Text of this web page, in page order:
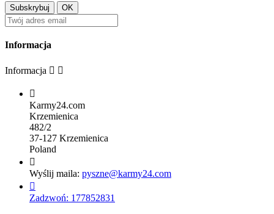
Informacja
Informacja  

Karmy24.com
Krzemienica
482/2
37-127 Krzemienica
Poland

Wyślij maila: pyszne@karmy24.com

Zadzwoń: 177852831